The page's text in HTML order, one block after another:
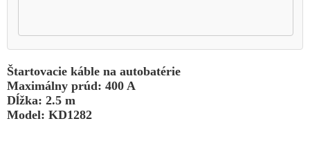
Štartovacie káble na autobatérie
Maximálny prúd: 400 A
Dĺžka: 2.5 m
Model: KD1282